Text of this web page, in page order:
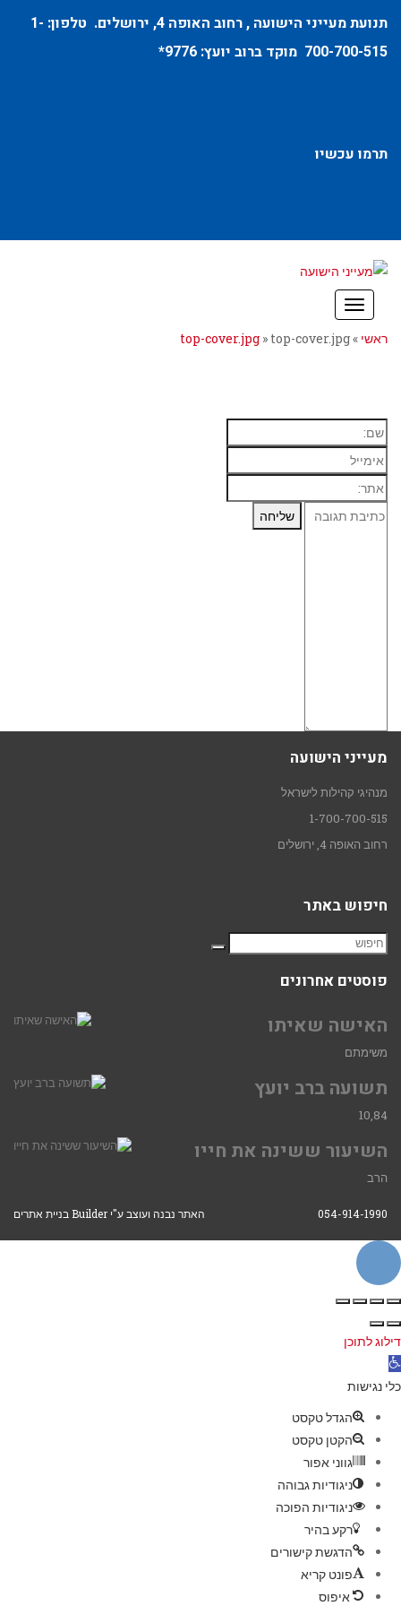
תנועת מעייני הישועה ,רחוב האופה 4 , ירושלים. טלפון: 1-
700-700-515 מוקד ברוב יועץ: 9776
*
תרמו עכשיו
תפריט
ראשי »
top-cover.jpg » top-cover.jpg
מעייני הישועה
מנהיגי קהילות לישראל
1-700-700-515
רחוב האופה 4, ירושלים
חיפוש באתר
פוסטים אחרונים
האישה שאיתו
משימתם
תשועה ברב יועץ
10,84
השיעור ששינה את חייו
הרב
האתר נבנה ועוצב ע"י Builder בניית אתרים 054-914-1990
גלילה
לראש
העמוד
דילוג לתוכן
פתח
סרגל
כלי נגישות
הגדל טקסט
הקטן טקסט
גווני אפור
ניגודיות גבוהה
ניגודיות הפוכה
רקע בהיר
הדגשת קישורים
פונט קריא
איפוס